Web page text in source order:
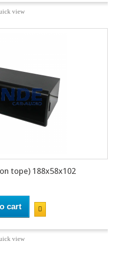
view
tope) 188x58x102
cart
view